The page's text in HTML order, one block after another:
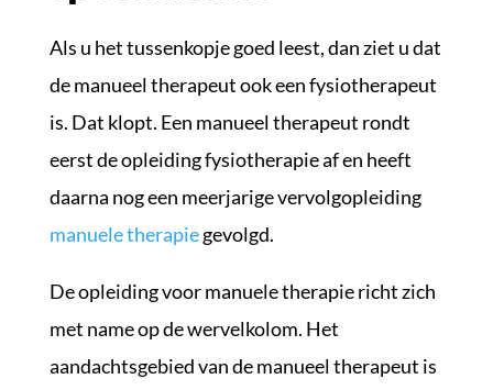
Als u het tussenkopje goed leest, dan ziet u dat
de manueel therapeut ook een fysiotherapeut
is. Dat klopt. Een manueel therapeut rondt
eerst de opleiding fysiotherapie af en heeft
daarna nog een meerjarige vervolgopleiding
manuele therapiegevolgd.
De opleiding voor manuele therapie richt zich
met name op de wervelkolom. Het
aandachtsgebied van de manueel therapeut is